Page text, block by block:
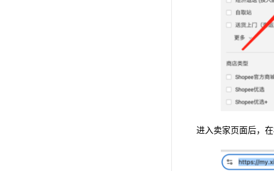
进入卖家页面后，